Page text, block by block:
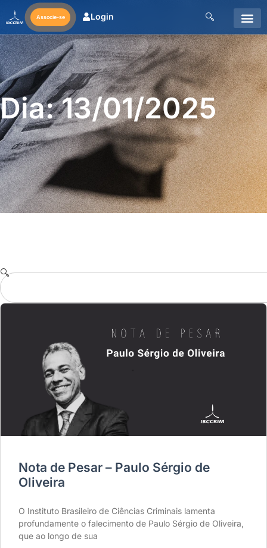
Associe-se Login
Dia: 13/01/2025
Nota de Pesar – Paulo Sérgio de
Oliveira
O Instituto Brasileiro de Ciências Criminais lamenta
profundamente o falecimento de Paulo Sérgio de Oliveira,
que ao longo de sua